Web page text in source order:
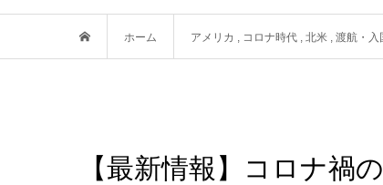
ホーム アメリカ , コロナ時代 , 北米 , 渡航・入
【最新情報】コロナ禍